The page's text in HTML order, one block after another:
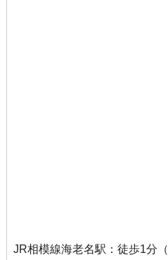
JR相模線海老名駅：徒歩1分（